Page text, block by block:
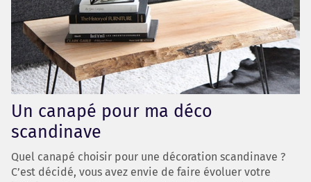
Un canapé pour ma déco
scandinave
Quel canapé choisir pour une décoration scandinave ?
C’est décidé, vous avez envie de faire évoluer votre